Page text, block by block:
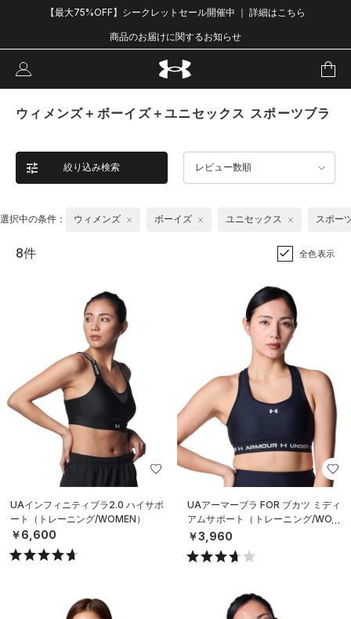
【最大75%OFF】シークレットセール開催中 ｜ 詳細はこちら
商品のお届けに関するお知らせ
ウィメンズ＋ボーイズ＋ユニセックス スポーツブラ
絞り込み検索 レビュー数順
選択中の条件： ウィメンズ ボーイズ ユニセックス スポー
8件 全色表示
UAインフィニティブラ2.0 ハイサポ
ート（トレーニング/WOMEN）
￥6,600
UAアーマーブラ FOR ブカツ ミディ
アムサポート（トレーニング/WOM
EN）
￥3,960